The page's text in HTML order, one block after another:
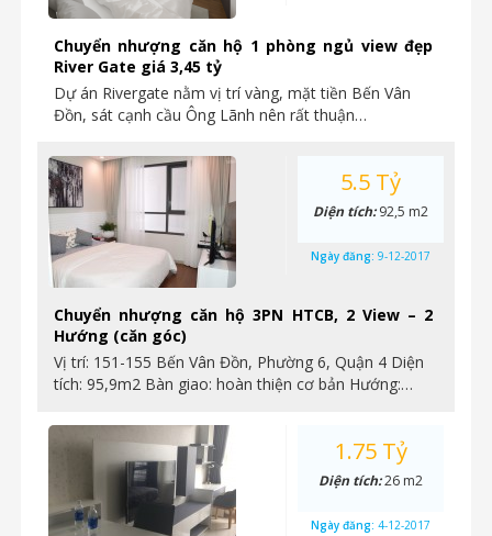
Chuyển nhượng căn hộ 1 phòng ngủ view đẹp
River Gate giá 3,45 tỷ
Dự án Rivergate nằm vị trí vàng, mặt tiền Bến Vân
Đồn, sát cạnh cầu Ông Lãnh nên rất thuận…
Chuyển nhượng căn hộ 3PN HTCB, 2 View – 2
Hướng (căn góc)
Vị trí: 151-155 Bến Vân Đồn, Phường 6, Quận 4 Diện
tích: 95,9m2 Bàn giao: hoàn thiện cơ bản Hướng:…
5.5 Tỷ
Diện tích:92,5 m2
Ngày đăng: 9-12-2017
1.75 Tỷ
Diện tích:26 m2
Ngày đăng: 4-12-2017